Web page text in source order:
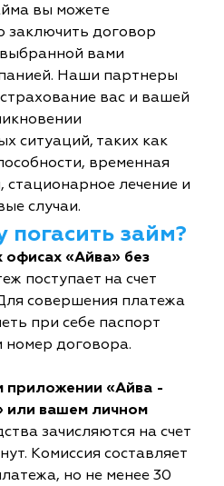
вы можете
заключить договор
вами
Наши партнеры
вас и вашей
ситуаций, таких как
временная
стационарное лечение и
случаи.
погасить займ?
«Айва» без
поступает на счет
совершения платежа
при себе паспорт
договора.
приложении «Айва -
или вашем личном
зачисляются на счет
Комиссия составляет
но не менее 30